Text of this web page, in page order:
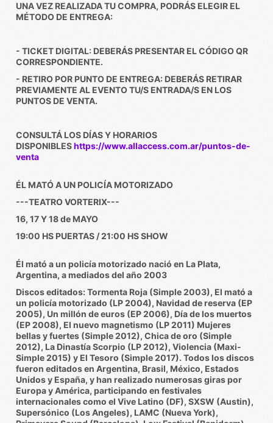
UNA VEZ REALIZADA TU COMPRA, PODRÁS ELEGIR EL
MÉTODO DE ENTREGA:
- TICKET DIGITAL: DEBERÁS PRESENTAR EL CÓDIGO QR
CORRESPONDIENTE.
- RETIRO POR PUNTO DE ENTREGA: DEBERÁS RETIRAR
PREVIAMENTE AL EVENTO TU/S ENTRADA/S EN LOS
PUNTOS DE VENTA.
CONSULTÁ LOS DÍAS Y HORARIOS
DISPONIBLEShttps://www.allaccess.com.ar/puntos-de-
venta
ÉL MATÓ A UN POLICÍA MOTORIZADO
---TEATRO VORTERIX---
16, 17 Y 18 de MAYO
19:00 HS PUERTAS / 21:00 HS SHOW
Él mató a un policía motorizado nació en La Plata,
Argentina, a mediados del año 2003
Discos editados: Tormenta Roja (Simple 2003), El mató a
un policía motorizado (LP 2004), Navidad de reserva (EP
2005), Un millón de euros (EP 2006), Día de los muertos
(EP 2008), El nuevo magnetismo (LP 2011) Mujeres
bellas y fuertes (Simple 2012), Chica de oro (Simple
2012), La Dinastía Scorpio (LP 2012), Violencia (Maxi-
Simple 2015) y El Tesoro (Simple 2017). Todos los discos
fueron editados en Argentina, Brasil, México, Estados
Unidos y España, y han realizado numerosas giras por
Europa y América, participando en festivales
internacionales como el Vive Latino (DF), SXSW (Austin),
Supersónico (Los Angeles), LAMC (Nueva York),